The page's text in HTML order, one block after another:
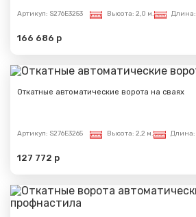
Артикул: S276E3253 Высота: 2,0 м. Длина:
166 686 р
Откатные автоматические ворота на сваях
Артикул: S276E3265 Высота: 2,2 м. Длина:
127 772 р